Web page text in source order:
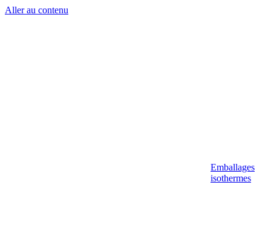
Aller au contenu
Emballages
isothermes